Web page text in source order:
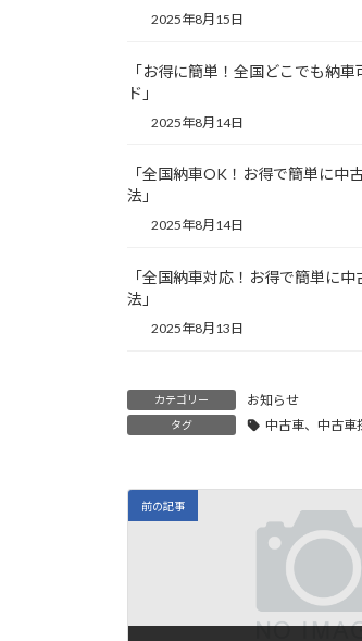
2025年8月15日
「お得に簡単！全国どこでも納
ド」
2025年8月14日
「全国納車OK！お得で簡単に中
法」
2025年8月14日
「全国納車対応！お得で簡単に
法」
2025年8月13日
カテゴリー お知らせ
タグ 中古車、中古車
前の記事